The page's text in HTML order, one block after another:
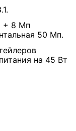
+ 8 Мп
50 Мп.
на 45 Вт